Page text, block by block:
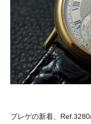
ブレゲの新着、Ref.3280